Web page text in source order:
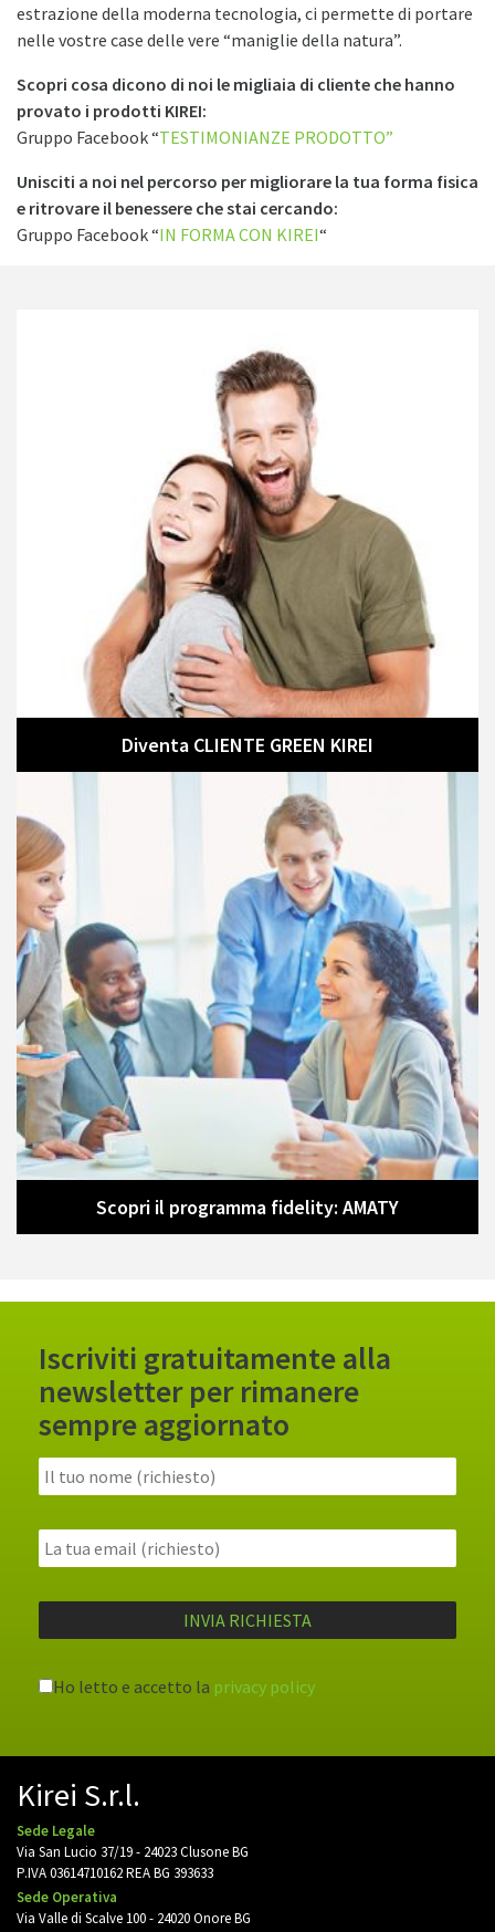
estrazione della moderna tecnologia, ci permette di portare
nelle vostre case delle vere “maniglie della natura”.
Scopri cosa dicono di noi le migliaia di cliente che hanno
provato i prodotti KIREI:
Gruppo Facebook “TESTIMONIANZE PRODOTTO”
Unisciti a noi nel percorso per migliorare la tua forma fisica
e ritrovare il benessere che stai cercando:
Gruppo Facebook “IN FORMA CON KIREI“
Diventa CLIENTE GREEN KIREI
Diventa CONSULENTE DEL BENESSERE
Scopri il programma fidelity: AMATY
Iscriviti gratuitamente alla
newsletter per rimanere
sempre aggiornato
Ho letto e accetto la privacy policy
Kirei S.r.l.
Sede Legale
Via San Lucio 37/19 - 24023 Clusone BG
P.IVA 03614710162 REA BG 393633
Sede Operativa
Via Valle di Scalve 100 - 24020 Onore BG